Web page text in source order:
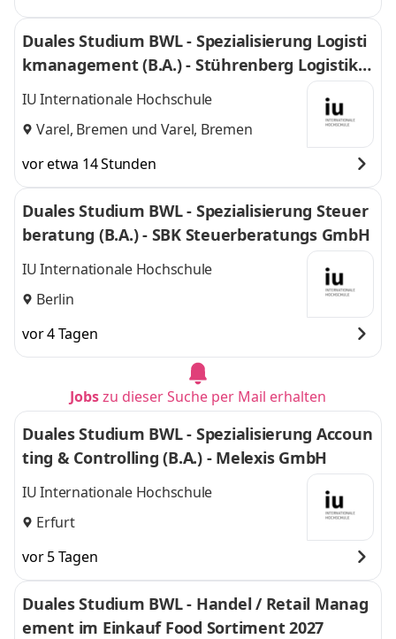
Duales Studium BWL - Spezialisierung Logisti
kmanagement (B.A.) - Stührenberg Logistik G
mbH
IU Internationale Hochschule
Varel, Bremen und Varel, Bremen
vor etwa 14 Stunden
Duales Studium BWL - Spezialisierung Steuer
beratung (B.A.) - SBK Steuerberatungs GmbH
IU Internationale Hochschule
Berlin
vor 4 Tagen
Jobszu dieser Suche per Mail erhalten
Duales Studium BWL - Spezialisierung Accoun
ting & Controlling (B.A.) - Melexis GmbH
IU Internationale Hochschule
Erfurt
vor 5 Tagen
Duales Studium BWL - Handel / Retail Manag
ement im Einkauf Food Sortiment 2027